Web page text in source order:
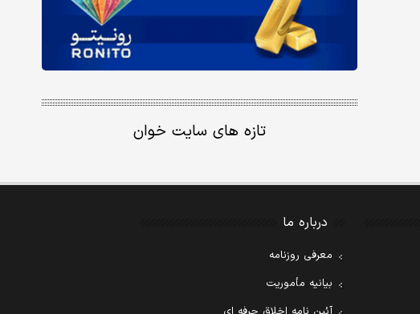
تازه های سایت خوان
درباره ما
معرفی روزنامه
بیانیه مأموریت